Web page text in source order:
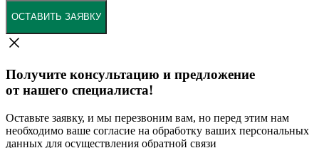
ОСТАВИТЬ ЗАЯВКУ
Получите консультацию и предложение
от нашего специалиста!
Оставьте заявку, и мы перезвоним вам, но перед этим нам
необходимо ваше согласие на обработку ваших персональных
данных для осуществления обратной связи